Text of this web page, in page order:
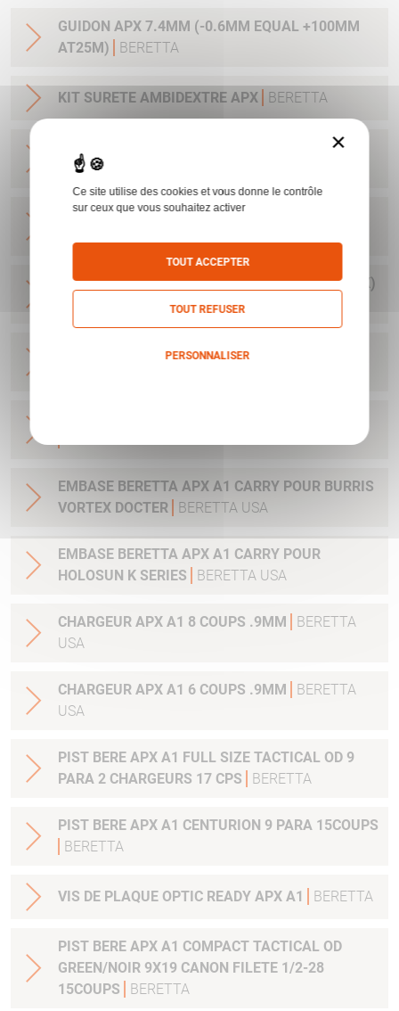
GUIDON APX 7.4MM (-0.6MM EQUAL +100MM
AT25M)
BERETTA
KIT SURETE AMBIDEXTRE APX BERETTA
EMBASE + VIS POUR APX / ACRO AIMPOINT /
MPS STEINER
HAUSSE FIXE APX POINT BLANC POUR ARME
GUIDON APX RED DOT (ARME AVEC SILENCIEUX)
TIGE GUIDE+RESSORT (VERT) APX - 1.7/2KG
EMBASE BERETTA APX A1 CARRY POUR BURRIS
VORTEX DOCTER
BERETTA USA
EMBASE BERETTA APX A1 CARRY POUR
HOLOSUN K SERIES
BERETTA USA
CHARGEUR APX A1 8 COUPS .9MM
BERETTA
USA
CHARGEUR APX A1 6 COUPS .9MM
BERETTA
USA
PIST BERE APX A1 FULL SIZE TACTICAL OD 9
PARA 2 CHARGEURS 17 CPS
BERETTA
PIST BERE APX A1 CENTURION 9 PARA 15COUPS
BERETTA
VIS DE PLAQUE OPTIC READY APX A1 BERETTA
PIST BERE APX A1 COMPACT TACTICAL OD
GREEN/NOIR 9X19 CANON FILETE 1/2-28
15COUPS
BERETTA
×
Ce site utilise des cookies et vous donne le contrôle
sur ceux que vous souhaitez activer
TOUT ACCEPTER
TOUT REFUSER
PERSONNALISER